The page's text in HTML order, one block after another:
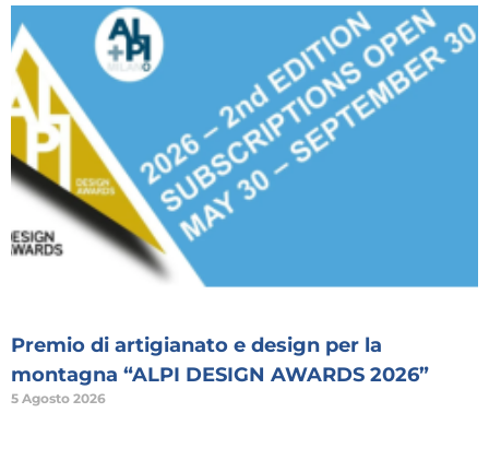
Premio di artigianato e design per la
montagna “ALPI DESIGN AWARDS 2026”
5 Agosto 2026